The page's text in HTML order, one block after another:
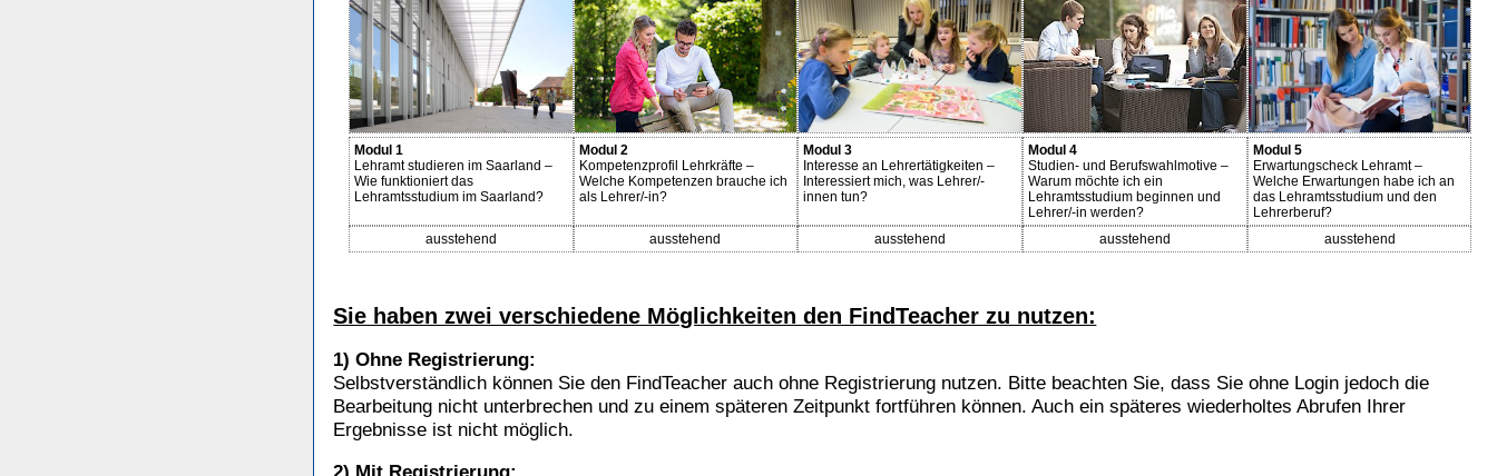
Modul 1
Lehramt studieren im Saarland –
Wie funktioniert das
Lehramtsstudium im Saarland?
ausstehend
Modul 2
Kompetenzprofil Lehrkräfte –
Welche Kompetenzen brauche ich
als Lehrer/-in?
ausstehend
Modul 3
Interesse an Lehrertätigkeiten –
Interessiert mich, was Lehrer/-
innen tun?
ausstehend
Modul 4
Studien- und Berufswahlmotive –
Warum möchte ich ein
Lehramtsstudium beginnen und
Lehrer/-in werden?
ausstehend
Modul 5
Erwartungscheck Lehramt –
Welche Erwartungen habe ich an
das Lehramtsstudium und den
Lehrerberuf?
ausstehend
Sie haben zwei verschiedene Möglichkeiten den FindTeacher zu nutzen:
1) Ohne Registrierung:
Selbstverständlich können Sie den FindTeacher auch ohne Registrierung nutzen. Bitte beachten Sie, dass Sie ohne Login jedoch die
Bearbeitung nicht unterbrechen und zu einem späteren Zeitpunkt fortführen können. Auch ein späteres wiederholtes Abrufen Ihrer
Ergebnisse ist nicht möglich.